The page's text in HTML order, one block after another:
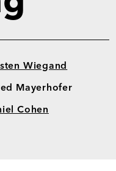
Wiegand
Mayerhofer
Cohen